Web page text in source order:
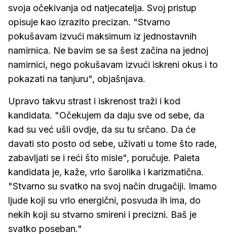
svoja očekivanja od natjecatelja. Svoj pristup
opisuje kao izrazito precizan. "Stvarno
pokušavam izvući maksimum iz jednostavnih
namirnica. Ne bavim se sa šest začina na jednoj
namirnici, nego pokušavam izvući iskreni okus i to
pokazati na tanjuru", objašnjava.
Upravo takvu strast i iskrenost traži i kod
kandidata. "Očekujem da daju sve od sebe, da
kad su već ušli ovdje, da su tu srčano. Da će
davati sto posto od sebe, uživati u tome što rade,
zabavljati se i reći što misle", poručuje. Paleta
kandidata je, kaže, vrlo šarolika i karizmatična.
"Stvarno su svatko na svoj način drugačiji. Imamo
ljude koji su vrlo energični, posvuda ih ima, do
nekih koji su stvarno smireni i precizni. Baš je
svatko poseban."